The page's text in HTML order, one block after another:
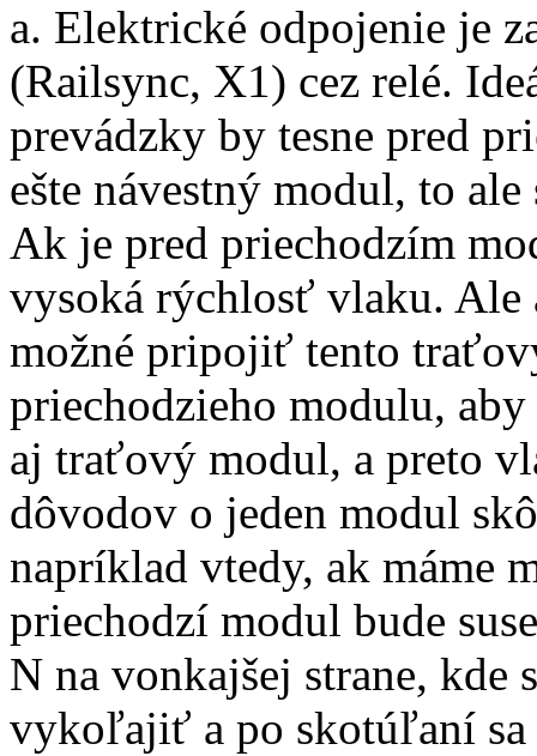
a. Elektrické odpojenie je
(Railsync, X1) cez relé.
prevádzky by tesne pred
ešte návestný modul, to
Ak je pred priechodzím
vysoká rýchlosť vlaku.
možné pripojiť tento
priechodzieho modulu,
aj traťový modul, a preto
dôvodov o jeden modul
napríklad vtedy, ak máme
priechodzí modul bude
N na vonkajšej strane, kde
vykoľajiť a po skotúľaní sa